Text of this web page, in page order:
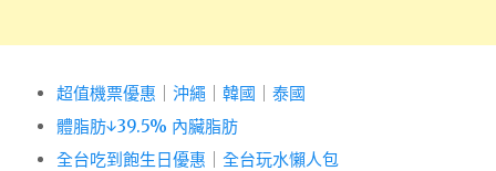
超值機票優惠 沖繩 韓國
泰國
體脂肪↓39.5% 內臟脂肪
全台吃到飽生日優惠
全台玩水懶人包